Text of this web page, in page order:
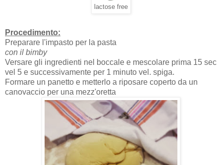
lactose free
Procedimento:
Preparare l'impasto per la pasta
con il bimby
Versare gli ingredienti nel boccale e mescolare prima 15 sec
vel 5 e successivamente per 1 minuto vel. spiga.
Formare un panetto e metterlo a riposare coperto da un
canovaccio per una mezz'oretta